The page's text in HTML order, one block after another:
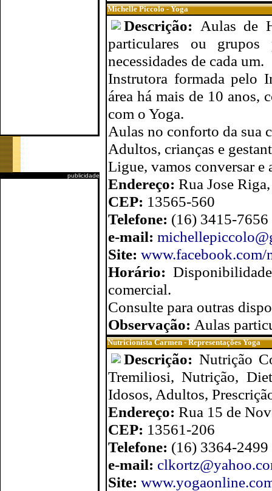
publicidade
Michelle Piccolo - Yoga
Descrição: Aulas de
particulares ou grupos
necessidades de cada um.
Instrutora formada pelo
área há mais de 10 anos,
com o Yoga.
Aulas no conforto da sua
Adultos, crianças e
Ligue, vamos conversar e
Endereço: Rua Jose
CEP: 13565-560
Telefone: (16) 3415-
e-mail:
Site:
Horário:
comercial.
Consulte para outras
Observação: Aulas
Nutricionista Carmen - Representações Yoga
Descrição: Nutrição
Tremiliosi, Nutrição,
Idosos, Adultos,
Endereço: Rua 15 de
CEP: 13561-206
Telefone: (16) 3364-
e-mail:
Site: